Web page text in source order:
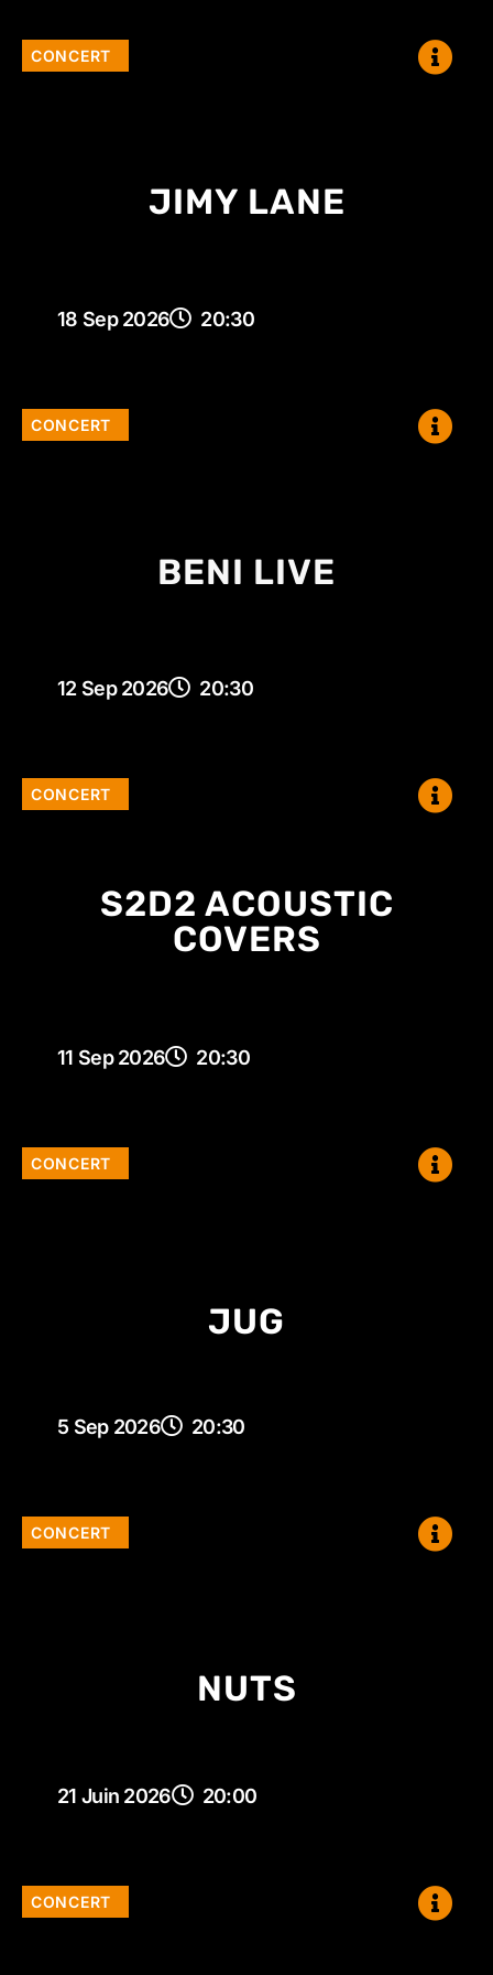
CONCERT
JIMY LANE
18 Sep 2026 20:30
CONCERT
BENI LIVE
12 Sep 2026 20:30
CONCERT
S2D2 ACOUSTIC
COVERS
11 Sep 2026 20:30
CONCERT
JUG
5 Sep 2026 20:30
CONCERT
NUTS
21 Juin 2026 20:00
CONCERT